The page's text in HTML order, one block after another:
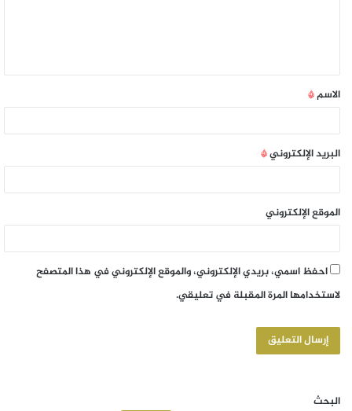
الاسم*
البريد الإلكتروني*
الموقع الإلكتروني
احفظ اسمي، بريدي الإلكتروني، والموقع الإلكتروني في هذا المتصفح
لاستخدامها المرة المقبلة في تعليقي.
البحث